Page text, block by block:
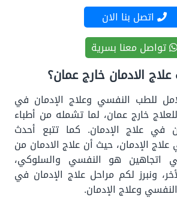
اتصل بنا الان
تواصل معنا بسرية
الادمان خارج عمان؟
للطب النفسي وعلاج الإدمان في
خارج عمان، لما تشمله من أطباء
في علاج الإدمان. كما تتبع أحدث
علاج الإدمان، حيث أن علاج الادمان من
اتجاهين هو النفسي والسلوكي،
ونبرز لكم مراحل علاج الإدمان في
وعلاج الإدمان.